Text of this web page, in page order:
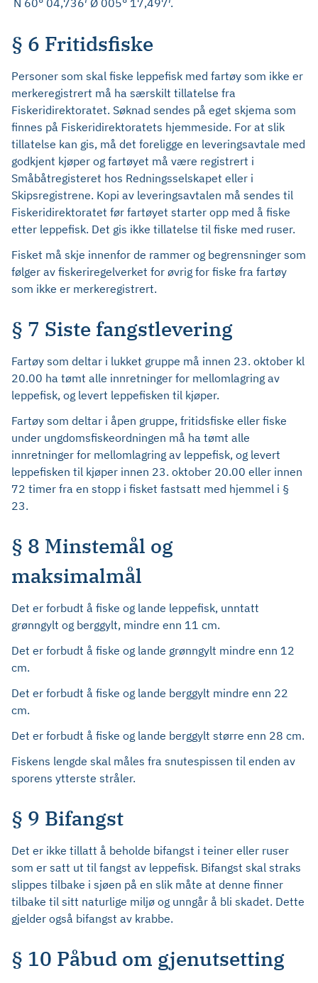
N 60° 04,736′ Ø 005° 17,497′.
§ 6 Fritidsfiske
Personer som skal fiske leppefisk med fartøy som ikke er
merkeregistrert må ha særskilt tillatelse fra
Fiskeridirektoratet. Søknad sendes på eget skjema som
finnes på Fiskeridirektoratets hjemmeside. For at slik
tillatelse kan gis, må det foreligge en leveringsavtale med
godkjent kjøper og fartøyet må være registrert i
Småbåtregisteret hos Redningsselskapet eller i
Skipsregistrene. Kopi av leveringsavtalen må sendes til
Fiskeridirektoratet før fartøyet starter opp med å fiske
etter leppefisk. Det gis ikke tillatelse til fiske med ruser.
Fisket må skje innenfor de rammer og begrensninger som
følger av fiskeriregelverket for øvrig for fiske fra fartøy
som ikke er merkeregistrert.
§ 7 Siste fangstlevering
Fartøy som deltar i lukket gruppe må innen 23. oktober kl
20.00 ha tømt alle innretninger for mellomlagring av
leppefisk, og levert leppefisken til kjøper.
Fartøy som deltar i åpen gruppe, fritidsfiske eller fiske
under ungdomsfiskeordningen må ha tømt alle
innretninger for mellomlagring av leppefisk, og levert
leppefisken til kjøper innen 23. oktober 20.00 eller innen
72 timer fra en stopp i fisket fastsatt med hjemmel i §
23.
§ 8 Minstemål og
maksimalmål
Det er forbudt å fiske og lande leppefisk, unntatt
grønngylt og berggylt, mindre enn 11 cm.
Det er forbudt å fiske og lande grønngylt mindre enn 12
cm.
Det er forbudt å fiske og lande berggylt mindre enn 22
cm.
Det er forbudt å fiske og lande berggylt større enn 28 cm.
Fiskens lengde skal måles fra snutespissen til enden av
sporens ytterste stråler.
§ 9 Bifangst
Det er ikke tillatt å beholde bifangst i teiner eller ruser
som er satt ut til fangst av leppefisk. Bifangst skal straks
slippes tilbake i sjøen på en slik måte at denne finner
tilbake til sitt naturlige miljø og unngår å bli skadet. Dette
gjelder også bifangst av krabbe.
§ 10 Påbud om gjenutsetting